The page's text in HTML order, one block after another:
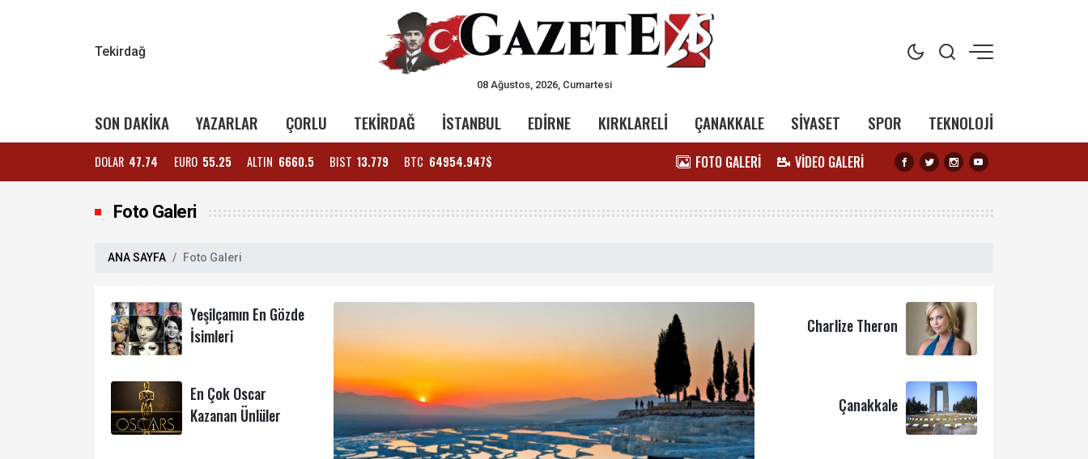
Tekirdağ
08 Ağustos, 2026, Cumartesi
SON DAKİKA YAZARLAR ÇORLU TEKİRDAĞ İSTANBUL EDİRNE KIRKLARELİ ÇANAKKALE SİYASET SPOR TEKNOLOJİ
DOLAR 47.74 EURO 55.25 ALTIN 6660.5 BIST 13.779 BTC 64954.947$ FOTO GALERİ VİDEO GALERİ
Foto Galeri
ANA SAYFA Foto Galeri
Yeşilçamın En Gözde
İsimleri
En Çok Oscar
Kazanan Ünlüler
Charlize Theron
Çanakkale